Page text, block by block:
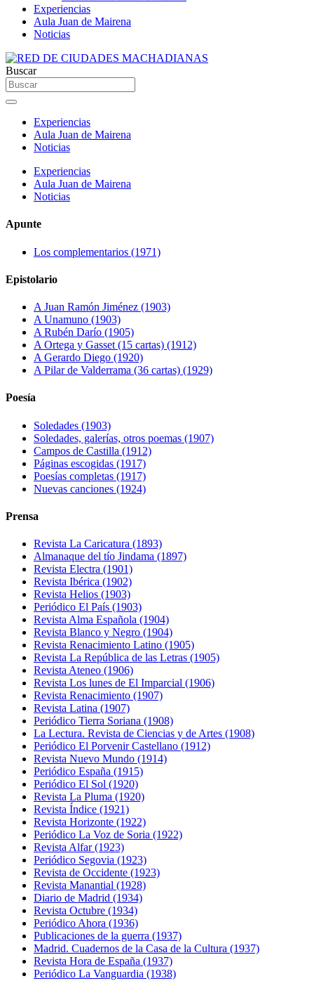
Experiencias
Aula Juan de Mairena
Noticias
Buscar
Experiencias
Aula Juan de Mairena
Noticias
Experiencias
Aula Juan de Mairena
Noticias
Apunte
Los complementarios (1971)
Epistolario
A Juan Ramón Jiménez (1903)
A Unamuno (1903)
A Rubén Darío (1905)
A Ortega y Gasset (15 cartas) (1912)
A Gerardo Diego (1920)
A Pilar de Valderrama (36 cartas) (1929)
Poesía
Soledades (1903)
Soledades, galerías, otros poemas (1907)
Campos de Castilla (1912)
Páginas escogidas (1917)
Poesías completas (1917)
Nuevas canciones (1924)
Prensa
Revista La Caricatura (1893)
Almanaque del tío Jindama (1897)
Revista Electra (1901)
Revista Ibérica (1902)
Revista Helios (1903)
Periódico El País (1903)
Revista Alma Española (1904)
Revista Blanco y Negro (1904)
Revista Renacimiento Latino (1905)
Revista La República de las Letras (1905)
Revista Ateneo (1906)
Revista Los lunes de El Imparcial (1906)
Revista Renacimiento (1907)
Revista Latina (1907)
Periódico Tierra Soriana (1908)
La Lectura. Revista de Ciencias y de Artes (1908)
Periódico El Porvenir Castellano (1912)
Revista Nuevo Mundo (1914)
Periódico España (1915)
Periódico El Sol (1920)
Revista La Pluma (1920)
Revista Índice (1921)
Revista Horizonte (1922)
Periódico La Voz de Soria (1922)
Revista Alfar (1923)
Periódico Segovia (1923)
Revista de Occidente (1923)
Revista Manantial (1928)
Diario de Madrid (1934)
Revista Octubre (1934)
Periódico Ahora (1936)
Publicaciones de la guerra (1937)
Madrid. Cuadernos de la Casa de la Cultura (1937)
Revista Hora de España (1937)
Periódico La Vanguardia (1938)